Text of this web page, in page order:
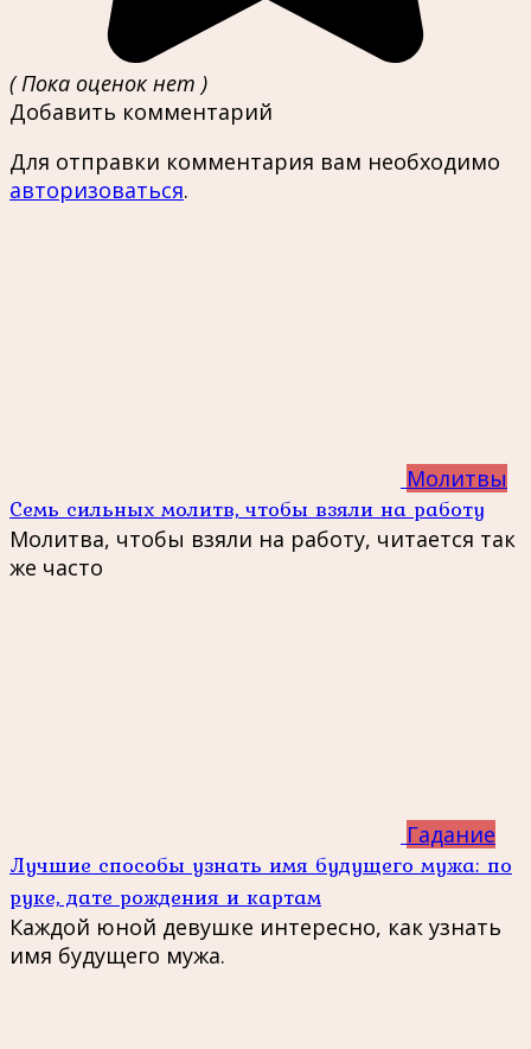
( Пока оценок нет )
Добавить комментарий
Для отправки комментария вам необходимо
авторизоваться.
Молитвы
Семь сильных молитв, чтобы взяли на работу
Молитва, чтобы взяли на работу, читается так
же часто
Гадание
Лучшие способы узнать имя будущего мужа: по
руке, дате рождения и картам
Каждой юной девушке интересно, как узнать
имя будущего мужа.